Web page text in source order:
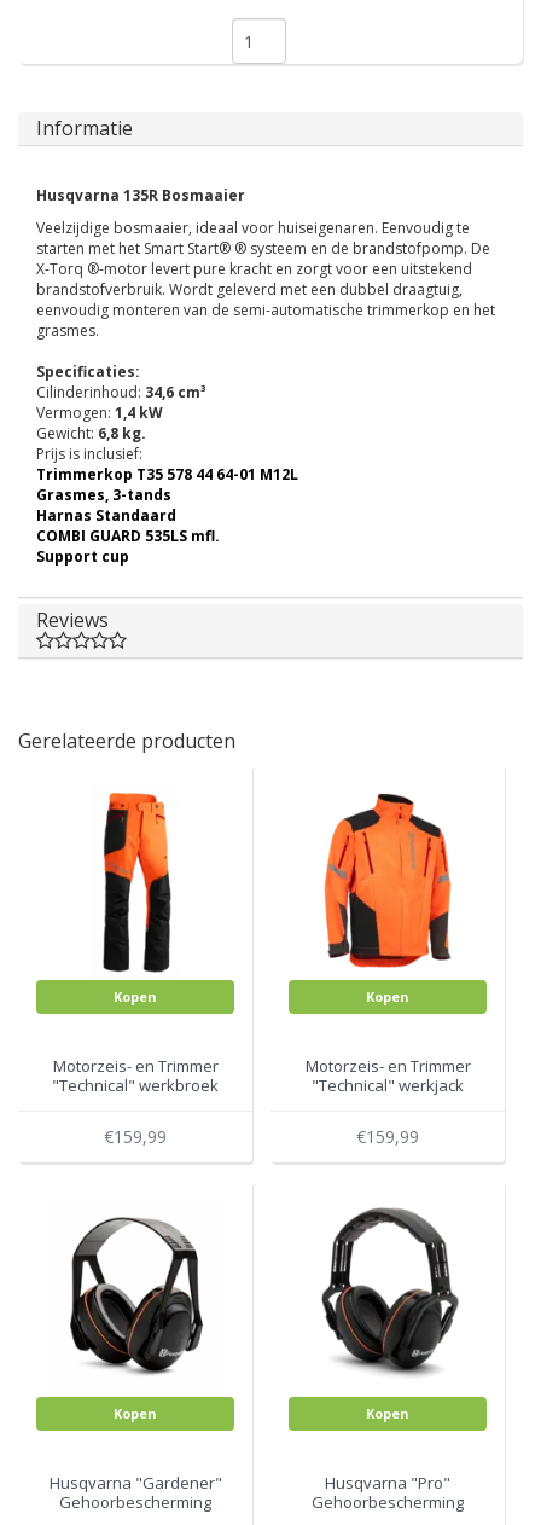
Informatie
Husqvarna 135R Bosmaaier
Veelzijdige bosmaaier, ideaal voor huiseigenaren. Eenvoudig te
starten met het Smart Start® ® systeem en de brandstofpomp. De
X-Torq ®-motor levert pure kracht en zorgt voor een uitstekend
brandstofverbruik. Wordt geleverd met een dubbel draagtuig,
eenvoudig monteren van de semi-automatische trimmerkop en het
grasmes.
Specificaties:
Cilinderinhoud: 34,6 cm³
Vermogen: 1,4 kW
Gewicht: 6,8 kg.
Prijs is inclusief:
Trimmerkop T35 578 44 64-01 M12L
Grasmes, 3-tands
Harnas Standaard
COMBI GUARD 535LS mfl.
Support cup
Reviews
Gerelateerde producten
Kopen
Motorzeis- en Trimmer
"Technical" werkbroek
€159,99
Kopen
Motorzeis- en Trimmer
"Technical" werkjack
€159,99
Kopen
Husqvarna "Gardener"
Gehoorbescherming
Kopen
Husqvarna "Pro"
Gehoorbescherming